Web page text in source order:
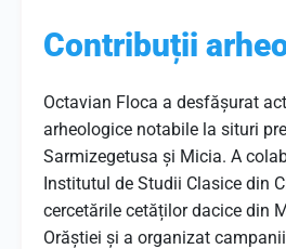
Contribuții
Octavian Floca a desfășurat
arheologice notabile la situri
Sarmizegetusa și Micia. A
Institutul de Studii Clasice din
cercetările cetăților dacice din
Orăștiei și a organizat